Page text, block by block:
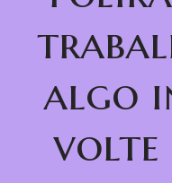
algo
volte